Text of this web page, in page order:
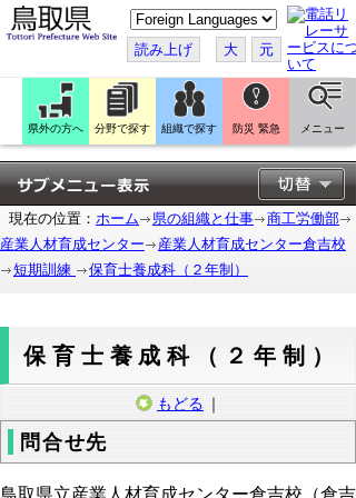
こ
の
ペ
ー
ジ
翻
訳
す
る
読み上げ 大 元
県外の方へ 分野で探す 組織で探す 防災 緊急 メニュー
現在の位置： ホーム 県の組織と仕事
商工労働部
産業人材育成センター
産業人材育成センター倉吉校
短期訓練
保育士養成科（２年制）
保育士養成科（２年制）
もどる ｜
問合せ先
鳥取県立産業人材育成センター倉吉校（倉吉